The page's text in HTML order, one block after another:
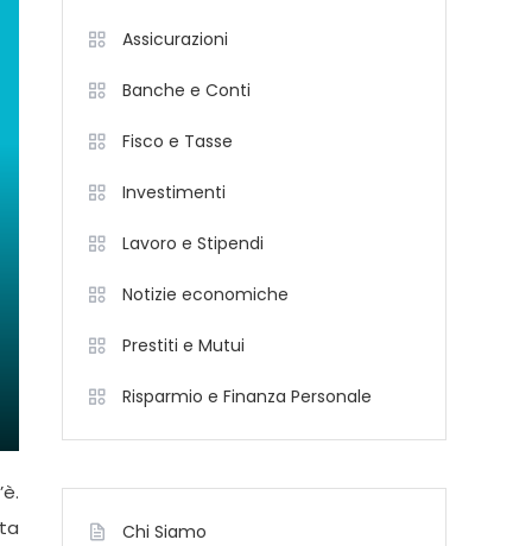
Assicurazioni
Banche e Conti
Fisco e Tasse
Investimenti
Lavoro e Stipendi
Notizie economiche
Prestiti e Mutui
Risparmio e Finanza Personale
Chi Siamo